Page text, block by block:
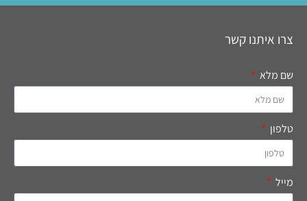
צרו איתנו קשר
שם מלא
טלפון
מייל